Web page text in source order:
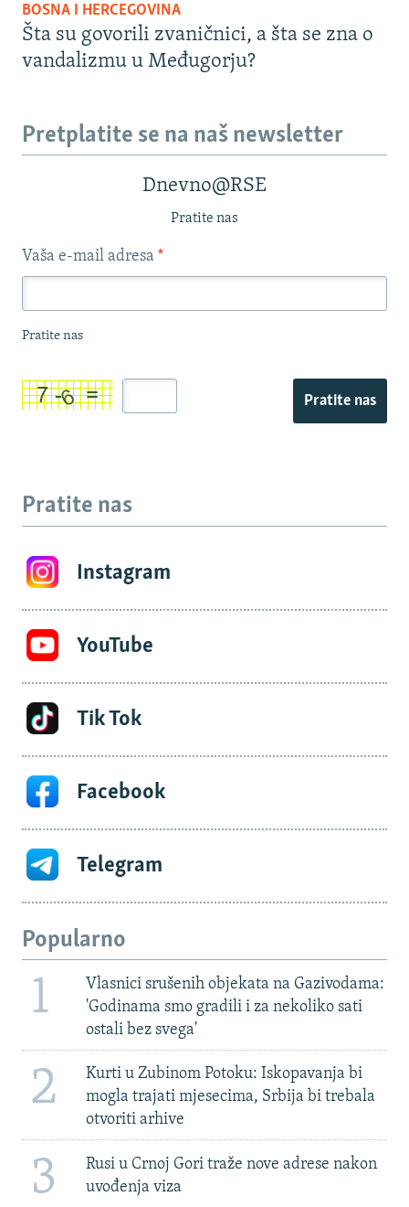
BOSNA I HERCEGOVINA
Šta su govorili zvaničnici, a šta se zna o
vandalizmu u Međugorju?
Pretplatite se na naš newsletter
Dnevno@RSE
Pratite nas
Vaša e-mail adresa *
Pratite nas
Pratite nas
Pratite nas
Instagram
YouTube
Tik Tok
Facebook
Telegram
Popularno
1
Vlasnici srušenih objekata na Gazivodama:
'Godinama smo gradili i za nekoliko sati
ostali bez svega'
2
Kurti u Zubinom Potoku: Iskopavanja bi
mogla trajati mjesecima, Srbija bi trebala
otvoriti arhive
3
Rusi u Crnoj Gori traže nove adrese nakon
uvođenja viza